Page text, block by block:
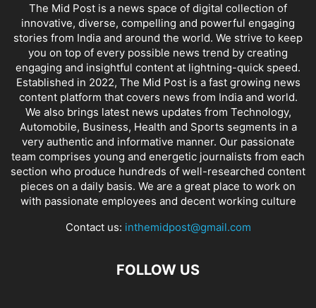
The Mid Post is a news space of digital collection of
innovative, diverse, compelling and powerful engaging
stories from India and around the world. We strive to keep
you on top of every possible news trend by creating
engaging and insightful content at lightning-quick speed.
Established in 2022, The Mid Post is a fast growing news
content platform that covers news from India and world.
We also brings latest news updates from Technology,
Automobile, Business, Health and Sports segments in a
very authentic and informative manner. Our passionate
team comprises young and energetic journalists from each
section who produce hundreds of well-researched content
pieces on a daily basis. We are a great place to work on
with passionate employees and decent working culture
Contact us: inthemidpost@gmail.com
FOLLOW US